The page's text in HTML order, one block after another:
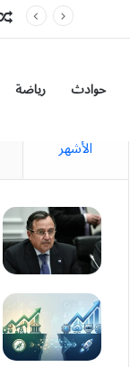
حوادث رياضة
الأشهر